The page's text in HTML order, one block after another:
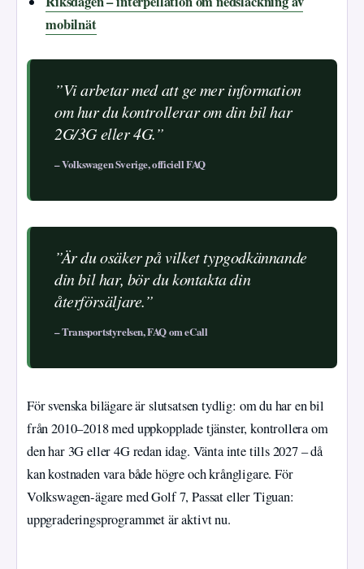
mobilnät
”Vi arbetar med att ge mer information
om hur du kontrollerar om din bil har
2G/3G eller 4G.”
– Volkswagen Sverige, officiell FAQ
”Är du osäker på vilket typgodkännande
din bil har, bör du kontakta din
återförsäljare.”
– Transportstyrelsen, FAQ om eCall
För svenska bilägare är slutsatsen tydlig: om du har en bil
från 2010–2018 med uppkopplade tjänster, kontrollera om
den har 3G eller 4G redan idag. Vänta inte tills 2027 – då
kan kostnaden vara både högre och krångligare. För
Volkswagen-ägare med Golf 7, Passat eller Tiguan:
uppgraderingsprogrammet är aktivt nu.